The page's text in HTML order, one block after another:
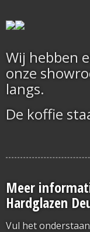
Wij hebben
onze
langs.
De koffie
Meer
Hardglazen
Vul het